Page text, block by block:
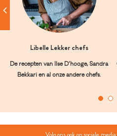
Libelle Lekker chefs
De recepten van Ilse D’hooge, Sandra
Bekkari en al onze andere chefs.